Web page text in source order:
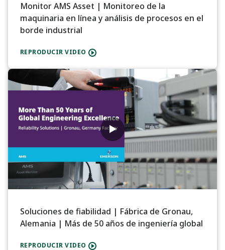
Monitor AMS Asset | Monitoreo de la
maquinaria en línea y análisis de procesos en el
borde industrial
REPRODUCIR VIDEO
Soluciones de fiabilidad | Fábrica de Gronau,
Alemania | Más de 50 años de ingeniería global
REPRODUCIR VIDEO